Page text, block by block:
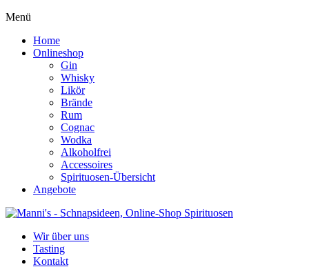
Menü
Home
Onlineshop
Gin
Whisky
Likör
Brände
Rum
Cognac
Wodka
Alkoholfrei
Accessoires
Spirituosen-Übersicht
Angebote
Wir über uns
Tasting
Kontakt